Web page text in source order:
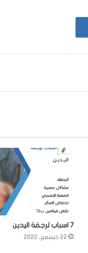
7 اسباب لرجفة اليدين
22 ديسمبر، 2022